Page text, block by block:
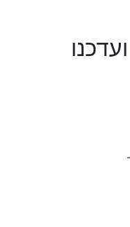
חינם תוך 5 דקות ועדכנו